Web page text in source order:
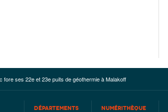
fore ses 22e et 23e puits de géothermie à Malakoff
DÉPARTEMENTS NUMÉRITHÈQUE